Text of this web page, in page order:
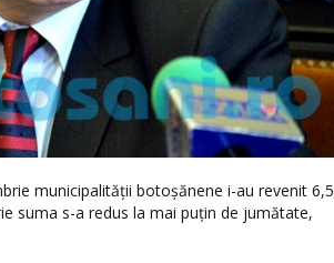
municipalităţii botoşănene i-au revenit 6,5
suma s-a redus la mai puţin de jumătate,